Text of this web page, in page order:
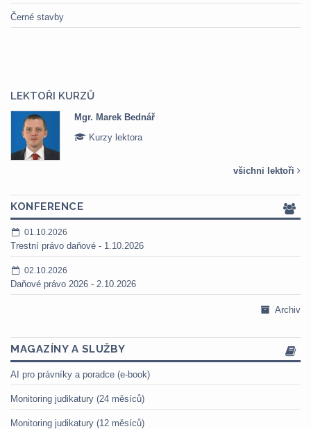
Černé stavby
LEKTOŘI KURZŮ
Mgr. Marek Bednář
Kurzy lektora
všichni lektoři
KONFERENCE
01.10.2026
Trestní právo daňové - 1.10.2026
02.10.2026
Daňové právo 2026 - 2.10.2026
Archiv
MAGAZÍNY A SLUŽBY
AI pro právníky a poradce (e-book)
Monitoring judikatury (24 měsíců)
Monitoring judikatury (12 měsíců)